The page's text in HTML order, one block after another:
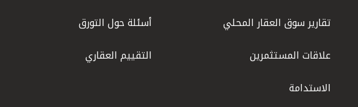
تقارير سوق العقار المحلي
علاقات المستثمرين
الاستدامة
أسئلة حول التورق
التقييم العقاري